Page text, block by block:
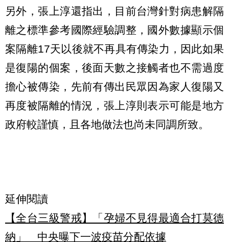
另外，張上淳還指出，目前台灣針對病患解隔
離之標準參考國際經驗調整，國外數據顯示個
案隔離17天以後就不再具有傳染力，因此如果
是復陽的個案，後面天數之接觸者也不需過度
擔心被傳染，先前有傳出民眾因為家人復陽又
再度被隔離的情況，張上淳則表示可能是地方
政府較謹慎，且各地做法也尚未同調所致。
延伸閱讀
【全台三級警戒】「孕婦不見得最適合打莫德
納」 中央曝下一波疫苗分配依據